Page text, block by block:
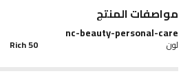
مواصفات المنتج
nc-beauty-personal-care
لون 50 Rich